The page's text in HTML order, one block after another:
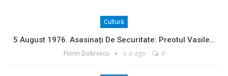
Cultură
5 August 1976. Asasinați De Securitate: Preotul Vasile…
Florin Dobrescu o zi ago 0